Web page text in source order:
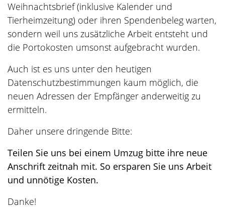
Weihnachtsbrief (inklusive Kalender und
Tierheimzeitung) oder ihren Spendenbeleg warten,
sondern weil uns zusätzliche Arbeit entsteht und
die Portokosten umsonst aufgebracht wurden.
Auch ist es uns unter den heutigen
Datenschutzbestimmungen kaum möglich, die
neuen Adressen der Empfänger anderweitig zu
ermitteln.
Daher unsere dringende Bitte:
Teilen Sie uns bei einem Umzug bitte ihre neue
Anschrift zeitnah mit. So ersparen Sie uns Arbeit
und unnötige Kosten.
Danke!